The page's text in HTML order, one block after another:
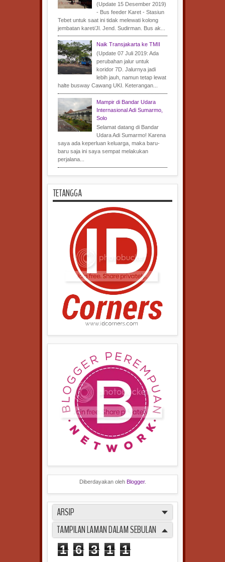
(Update 15 Desember 2019)
- Bus feeder Karet - Stasiun
Tebet untuk saat ini tidak melewati kolong
jembatan karet/Jl. Jend. Sudirman. Bus ak...
Naik Transjakarta ke TMII
(Update 07 Juli 2019: Ada
perubahan jalur untuk
koridor 7D. Jalurnya jadi
lebih jauh, namun tetap lewat
halte busway Cawang UKI. Keterangan...
Mampir di Bandar Udara
Internasional Adi Sumarmo,
Solo
Selamat datang di Bandar
Udara Adi Sumarmo! Karena
saya ada keperluan keluarga, maka baru-
baru saja ini saya sempat melakukan
perjalana...
TETANGGA
Diberdayakan oleh Blogger.
ARSIP
TAMPILAN LAMAN DALAM SEBULAN
1
6 3 1 1